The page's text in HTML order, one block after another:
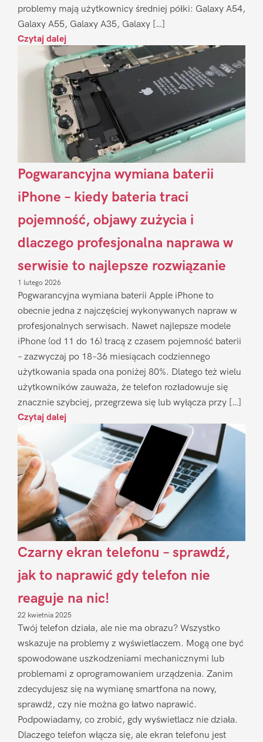
problemy mają użytkownicy średniej półki: Galaxy A54,
Galaxy A55, Galaxy A35, Galaxy […]
Czytaj dalej
Pogwarancyjna wymiana baterii
iPhone – kiedy bateria traci
pojemność, objawy zużycia i
dlaczego profesjonalna naprawa w
serwisie to najlepsze rozwiązanie
1 lutego 2026
Pogwarancyjna wymiana baterii Apple iPhone to
obecnie jedna z najczęściej wykonywanych napraw w
profesjonalnych serwisach. Nawet najlepsze modele
iPhone (od 11 do 16) tracą z czasem pojemność baterii
– zazwyczaj po 18–36 miesiącach codziennego
użytkowania spada ona poniżej 80%. Dlatego też wielu
użytkowników zauważa, że telefon rozładowuje się
znacznie szybciej, przegrzewa się lub wyłącza przy […]
Czytaj dalej
Czarny ekran telefonu – sprawdź,
jak to naprawić gdy telefon nie
reaguje na nic!
22 kwietnia 2025
Twój telefon działa, ale nie ma obrazu? Wszystko
wskazuje na problemy z wyświetlaczem. Mogą one być
spowodowane uszkodzeniami mechanicznymi lub
problemami z oprogramowaniem urządzenia. Zanim
zdecydujesz się na wymianę smartfona na nowy,
sprawdź, czy nie można go łatwo naprawić.
Podpowiadamy, co zrobić, gdy wyświetlacz nie działa.
Dlaczego telefon włącza się, ale ekran telefonu jest